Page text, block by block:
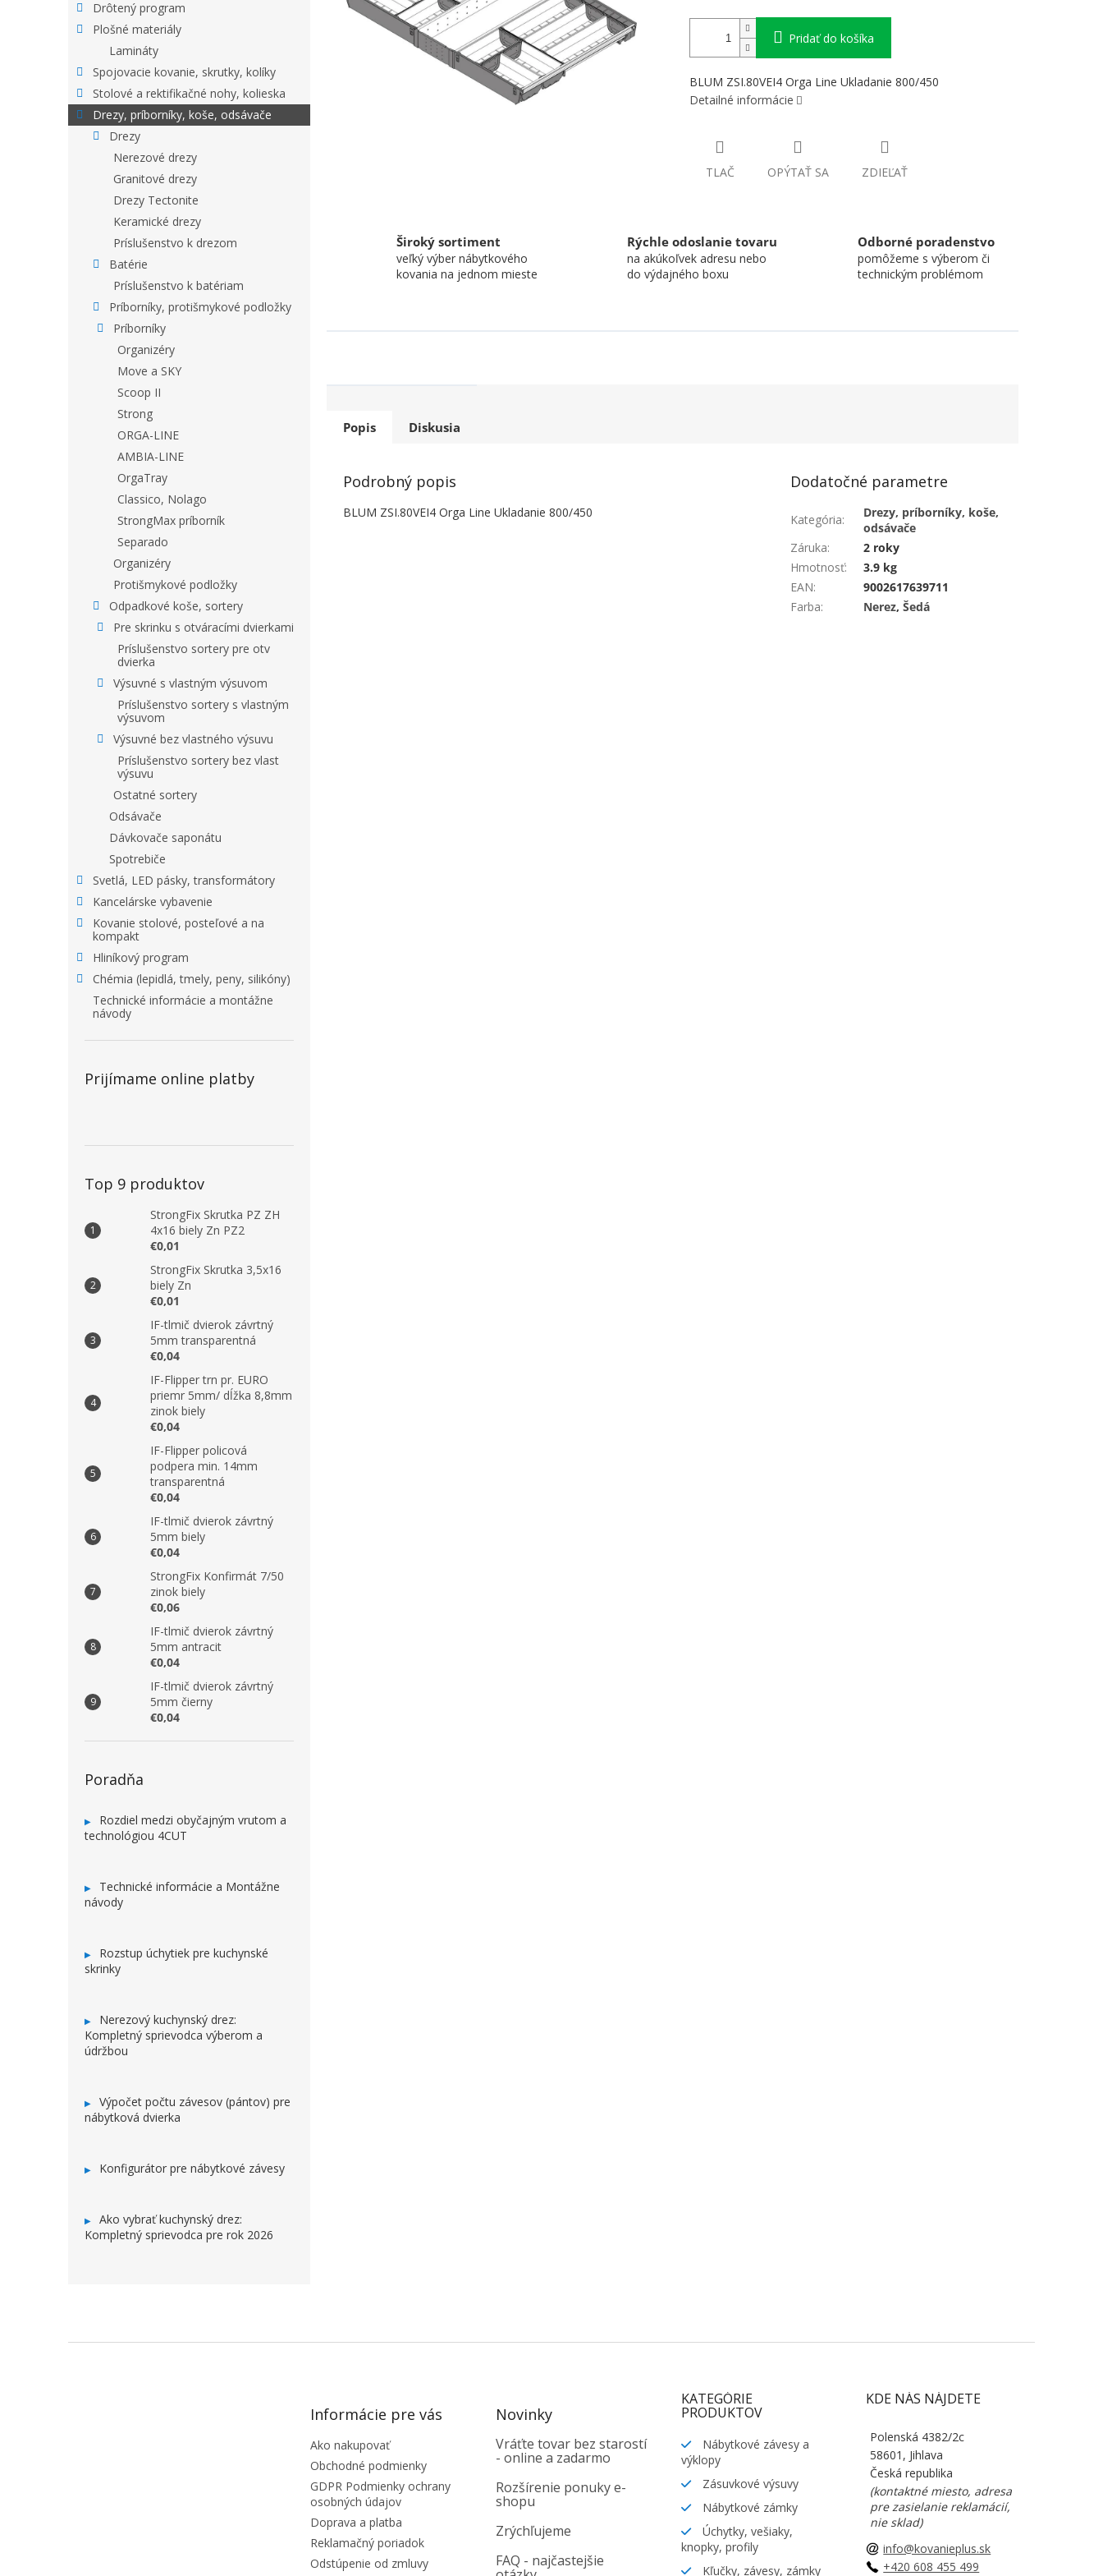
Drôtený program
Plošné materiály
Lamináty
Spojovacie kovanie, skrutky, kolíky
Stolové a rektifikačné nohy, kolieska
Drezy, príborníky, koše, odsávače
Drezy
Nerezové drezy
Granitové drezy
Drezy Tectonite
Keramické drezy
Príslušenstvo k drezom
Batérie
Príslušenstvo k batériam
Príborníky, protišmykové podložky
Príborníky
Organizéry
Move a SKY
Scoop II
Strong
ORGA-LINE
AMBIA-LINE
OrgaTray
Classico, Nolago
StrongMax príborník
Separado
Organizéry
Protišmykové podložky
Odpadkové koše, sortery
Pre skrinku s otváracími dvierkami
Príslušenstvo sortery pre otv
dvierka
Výsuvné s vlastným výsuvom
Príslušenstvo sortery s vlastným
výsuvom
Výsuvné bez vlastného výsuvu
Príslušenstvo sortery bez vlast
výsuvu
Ostatné sortery
Odsávače
Dávkovače saponátu
Spotrebiče
Svetlá, LED pásky, transformátory
Kancelárske vybavenie
Kovanie stolové, posteľové a na
kompakt
Hliníkový program
Chémia (lepidlá, tmely, peny, silikóny)
Technické informácie a montážne
návody
Prijímame online platby
Top 9 produktov
StrongFix Skrutka PZ ZH
4x16 biely Zn PZ2
€0,01
StrongFix Skrutka 3,5x16
biely Zn
€0,01
IF-tlmič dvierok závrtný
5mm transparentná
€0,04
IF-Flipper trn pr. EURO
priemr 5mm/ dĺžka 8,8mm
zinok biely
€0,04
IF-Flipper policová
podpera min. 14mm
transparentná
€0,04
IF-tlmič dvierok závrtný
5mm biely
€0,04
StrongFix Konfirmát 7/50
zinok biely
€0,06
IF-tlmič dvierok závrtný
5mm antracit
€0,04
IF-tlmič dvierok závrtný
5mm čierny
€0,04
Poradňa
Rozdiel medzi obyčajným vrutom a
technológiou 4CUT
Technické informácie a Montážne
návody
Rozstup úchytiek pre kuchynské
skrinky
Nerezový kuchynský drez:
Kompletný sprievodca výberom a
údržbou
Výpočet počtu závesov (pántov) pre
nábytková dvierka
Konfigurátor pre nábytkové závesy
Ako vybrať kuchynský drez:
Kompletný sprievodca pre rok 2026
Pridať do košíka
BLUM ZSI.80VEI4 Orga Line Ukladanie 800/450
Detailné informácie
TLAČ OPÝTAŤ SA ZDIEĽAŤ
Široký sortiment
veľký výber nábytkového
kovania na jednom mieste
Rýchle odoslanie tovaru
na akúkoľvek adresu nebo
do výdajného boxu
Odborné poradenstvo
pomôžeme s výberom či
technickým problémom
Popis Diskusia
Podrobný popis
BLUM ZSI.80VEI4 Orga Line Ukladanie 800/450
Dodatočné parametre
Kategória:
Drezy, príborníky, koše,
odsávače
Záruka:
2 roky
Hmotnosť:
3.9 kg
EAN:
9002617639711
Farba: Nerez,Šedá
Informácie pre vás
Ako nakupovať
Obchodné podmienky
GDPR Podmienky ochrany
osobných údajov
Doprava a platba
Reklamačný poriadok
Odstúpenie od zmluvy
Novinky
Vráťte tovar bez starostí
- online a zadarmo
Rozšírenie ponuky e-
shopu
Zrýchľujeme
FAQ - najčastejšie
KATEGÓRIE
PRODUKTOV
Nábytkové závesy a
výklopy
Zásuvkové výsuvy
Nábytkové zámky
Úchytky, vešiaky,
knopky, profily
Kľučky, závesy, zámky
KDE NÁS NÁJDETE
Polenská 4382/2c
58601, Jihlava
Česká republika
(kontaktné miesto, adresa
pre zasielanie reklamácií,
nie sklad)
info@kovanieplus.sk
+420 608 455 499